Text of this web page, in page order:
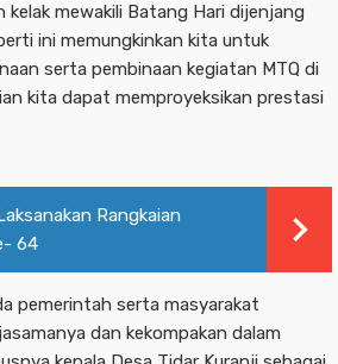
mewakili Batang Hari dijenjang
ini memungkinkan kita untuk
serta pembinaan kegiatan MTQ di
kita dapat memproyeksikan prestasi
Rangkaian
64
pemerintah serta masyarakat
dan kekompakan dalam